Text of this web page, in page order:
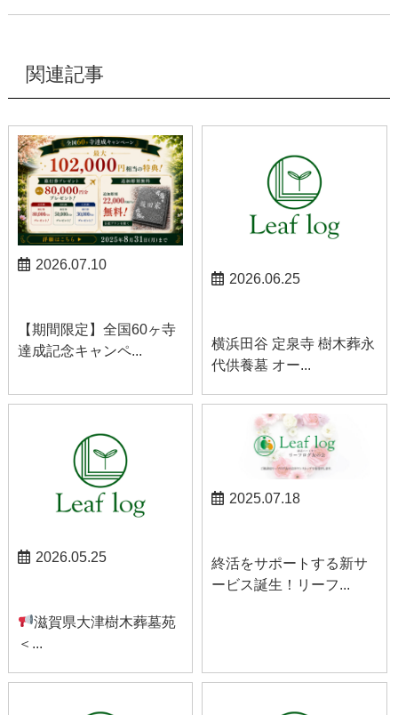
関連記事
2026.07.10
【期間限定】全国60ヶ寺
達成記念キャンペ...
2026.06.25
横浜田谷 定泉寺 樹木葬永
代供養墓 オー...
2026.05.25
滋賀県大津樹木葬墓苑
＜...
2025.07.18
終活をサポートする新サ
ービス誕生！リーフ...